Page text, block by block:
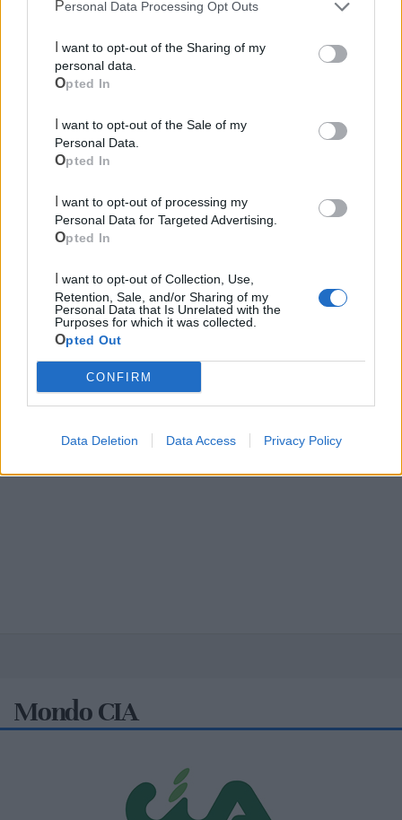
Personal Data Processing Opt Outs
personal data.
Opted In
Personal Data.
Opted In
Personal Data for Targeted Advertising.
Opted In
Retention, Sale, and/or Sharing of my
Personal Data that Is Unrelated with the
Purposes for which it was collected.
Opted Out
CONFIRM
Data Deletion Data Access Privacy Policy
ma un nuovo slancio verso il futuro. Come ha dichiarato la
presidente Veronica Salinaro: «Lavoriamo ogni giorno per
dimenticato. Questo premio ci spinge a fare ancora meglio,
a puntare sull’innovazione sociale, sulla qualità dei servizi
e sul rafforzamento della nostra rete territoriale. Essere
anche di responsabilità».
costruire, affinché anche da Taranto si possa continuare a
raccontare una storia di impresa, cura e comunità.
Mondo CIA